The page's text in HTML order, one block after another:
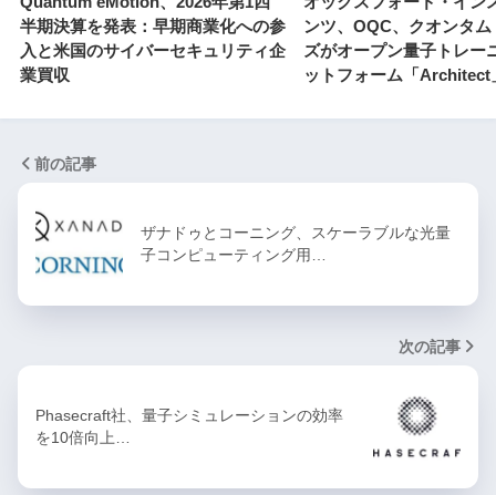
半期決算を発表：早期商業化への参
入と米国のサイバーセキュリティ企
業買収
ンツ、OQC、クオンタム
ズがオープン量子トレー
ットフォーム「Architect
前の記事
ザナドゥとコーニング、スケーラブルな光量
子コンピューティング用…
次の記事
Phasecraft社、量子シミュレーションの効率
を10倍向上…